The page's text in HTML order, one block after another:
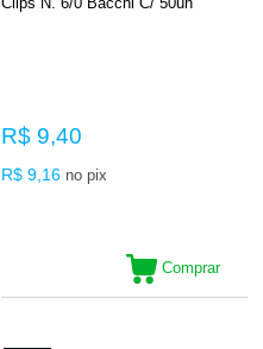
R$ 9,40
R$ 9,16 no pix
Comprar